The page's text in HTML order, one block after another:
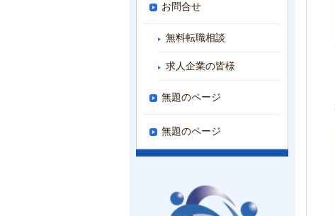
お問合せ
無料転職相談
求人企業の皆様
無題のページ
無題のページ